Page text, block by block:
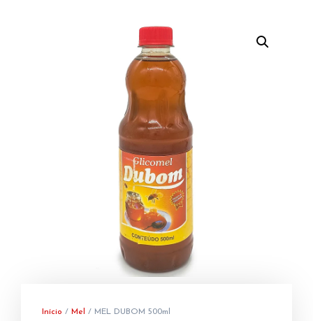
Início / Mel / MEL DUBOM 500ml